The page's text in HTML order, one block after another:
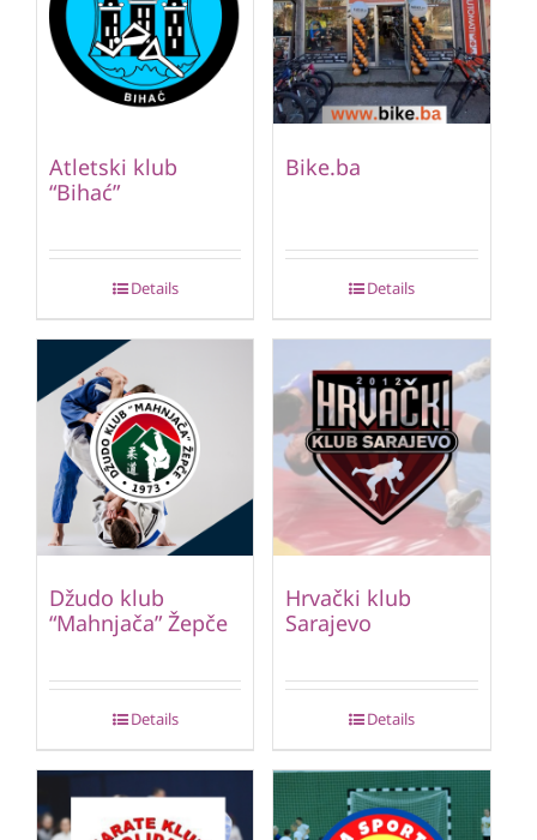
Atletski klub
“Bihać”
Details
Bike.ba
Details
Džudo klub
“Mahnjača” Žepče
Details
Hrvački klub
Sarajevo
Details